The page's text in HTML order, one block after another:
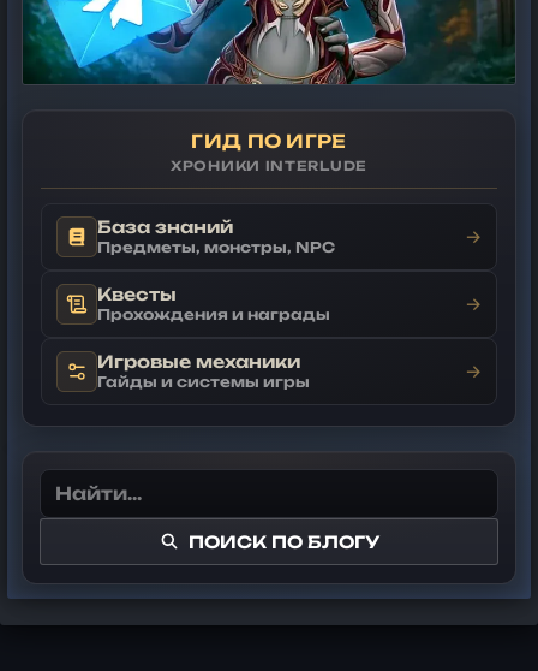
ГИД ПО ИГРЕ
ХРОНИКИ INTERLUDE
База знаний
Предметы, монстры, NPC →
Квесты
Прохождения и награды →
Игровые механики
Гайды и системы игры →
ПОИСК ПО БЛОГУ